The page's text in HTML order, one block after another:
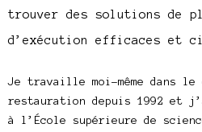
trouver des solutions de
d’exécution efficaces et
Je travaille moi-même dans le
restauration depuis 1992 et
à l’École supérieure de